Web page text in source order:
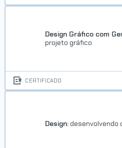
Design Gráfico com
projeto gráfico
CERTIFICADO
Design: desenvolvendo